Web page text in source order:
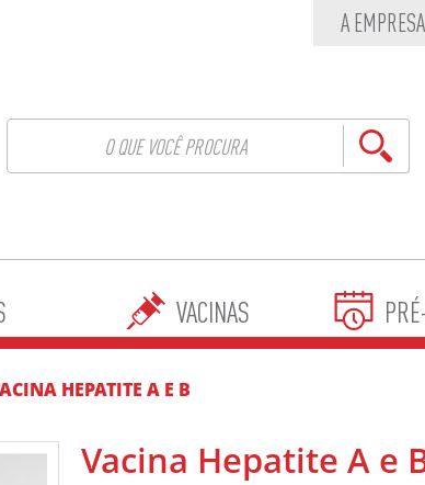
A EMPRESA
VACINAS
HEPATITE A E B
Vacina Hepatite A e